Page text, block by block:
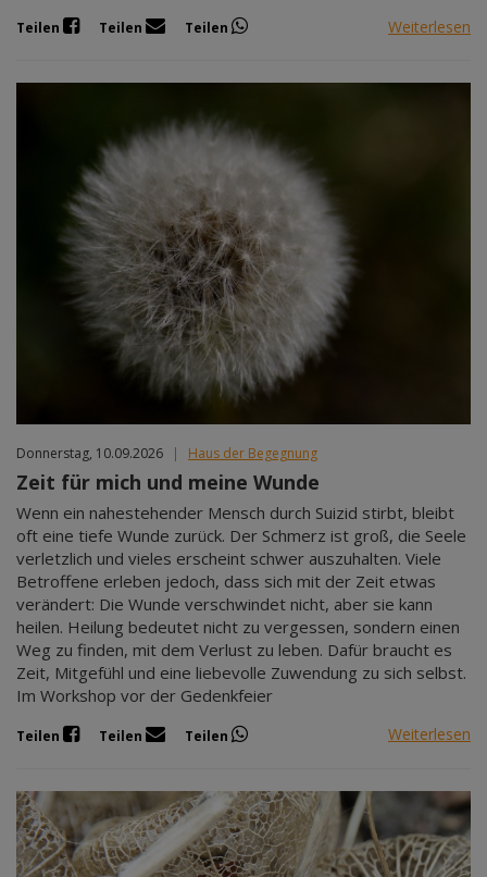
Teilen Teilen Teilen Weiterlesen
Donnerstag, 10.09.2026 | Haus der Begegnung
Zeit für mich und meine Wunde
Wenn ein nahestehender Mensch durch Suizid stirbt, bleibt
oft eine tiefe Wunde zurück. Der Schmerz ist groß, die Seele
verletzlich und vieles erscheint schwer auszuhalten. Viele
Betroffene erleben jedoch, dass sich mit der Zeit etwas
verändert: Die Wunde verschwindet nicht, aber sie kann
heilen. Heilung bedeutet nicht zu vergessen, sondern einen
Weg zu finden, mit dem Verlust zu leben. Dafür braucht es
Zeit, Mitgefühl und eine liebevolle Zuwendung zu sich selbst.
Im Workshop vor der Gedenkfeier
Teilen Teilen Teilen Weiterlesen